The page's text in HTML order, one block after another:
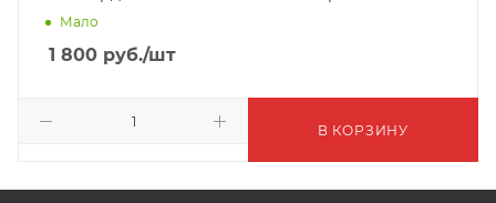
Мало
1 800 руб./шт
В КОРЗИНУ